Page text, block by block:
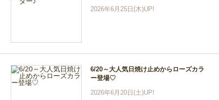
2026年6月25日(木)UP!
6/20～大人気日焼け止めからローズカラ
ー登場♡
2026年6月20日(土)UP!